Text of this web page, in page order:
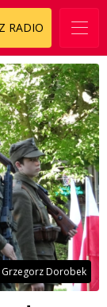
RADIO
Dorobek